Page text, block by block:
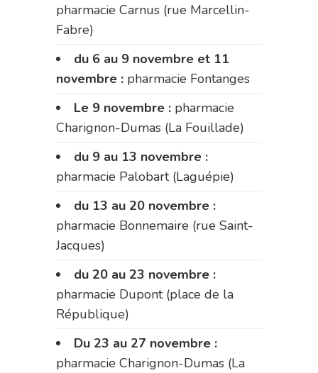
pharmacie Carnus (rue Marcellin-
Fabre)
du 6 au 9 novembre et 11
novembre : pharmacie Fontanges
Le 9 novembre : pharmacie
Charignon-Dumas (La Fouillade)
du 9 au 13 novembre :
pharmacie Palobart (Laguépie)
du 13 au 20 novembre :
pharmacie Bonnemaire (rue Saint-
Jacques)
du 20 au 23 novembre :
pharmacie Dupont (place de la
République)
Du 23 au 27 novembre :
pharmacie Charignon-Dumas (La